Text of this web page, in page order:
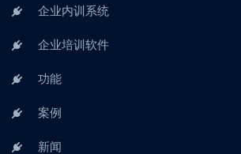
企业内训系统
企业培训软件
功能
案例
新闻